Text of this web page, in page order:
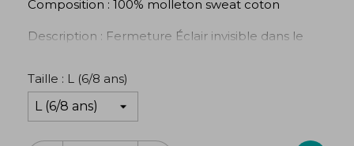
Composition : 100% molleton sweat coton
Description : Fermeture Éclair invisible dans le
Merci à la Compagnie M pour son joli patron !
Création Bibop &Lula
Taille : L (6/8 ans)